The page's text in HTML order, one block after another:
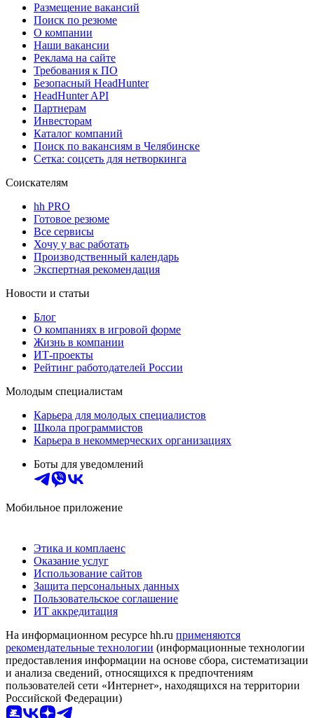
Размещение вакансий
Поиск по резюме
О компании
Наши вакансии
Реклама на сайте
Требования к ПО
Безопасный HeadHunter
HeadHunter API
Партнерам
Инвесторам
Каталог компаний
Поиск по вакансиям в Челябинске
Сетка: соцсеть для нетворкинга
Соискателям
hh PRO
Готовое резюме
Все сервисы
Хочу у вас работать
Производственный календарь
Экспертная рекомендация
Новости и статьи
Блог
О компаниях в игровой форме
Жизнь в компании
ИТ-проекты
Рейтинг работодателей России
Молодым специалистам
Карьера для молодых специалистов
Школа программистов
Карьера в некоммерческих организациях
Боты для уведомлений
Мобильное приложение
Этика и комплаенс
Оказание услуг
Использование сайтов
Защита персональных данных
Пользовательское соглашение
ИТ аккредитация
На информационном ресурсе hh.ru применяются
рекомендательные технологии (информационные технологии
предоставления информации на основе сбора, систематизации
и анализа сведений, относящихся к предпочтениям
пользователей сети «Интернет», находящихся на территории
Российской Федерации)